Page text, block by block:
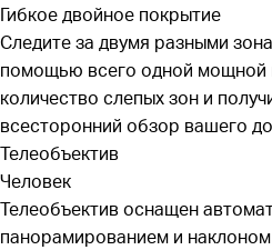
Гибкое двойное покрытие
Следите за двумя разными
помощью всего одной мощной
количество слепых зон и
всесторонний обзор вашего
Телеобъектив
Человек
Телеобъектив оснащен
панорамированием и